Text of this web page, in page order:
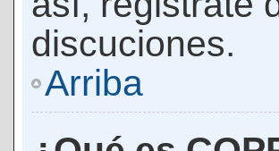
discuciones.
Arriba